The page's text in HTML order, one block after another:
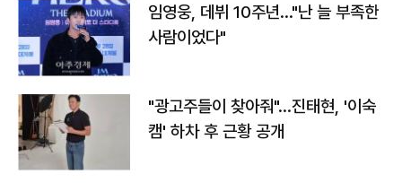
임영웅, 데뷔 10주년…"난 늘 부족한
사람이었다"
"광고주들이 찾아줘"…진태현, '이숙
캠' 하차 후 근황 공개